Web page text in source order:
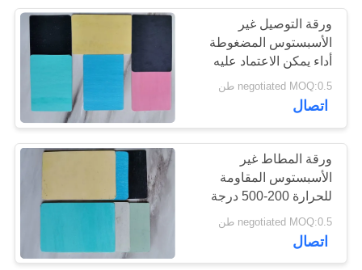
ورقة ربط
الأسبستوس
30
ورقة حشية توصيل
الزيت
30
ورقة التوصيل غير
الأسبستوس المضغوطة
أداء يمكن الاعتماد عليه
negotiated MOQ:0.5 طن
اتصال
ورقة المطاط غير
الأسبستوس المقاومة
للحرارة 200-500 درجة
مئوية لظروف النفط
negotiated MOQ:0.5 طن
اتصال